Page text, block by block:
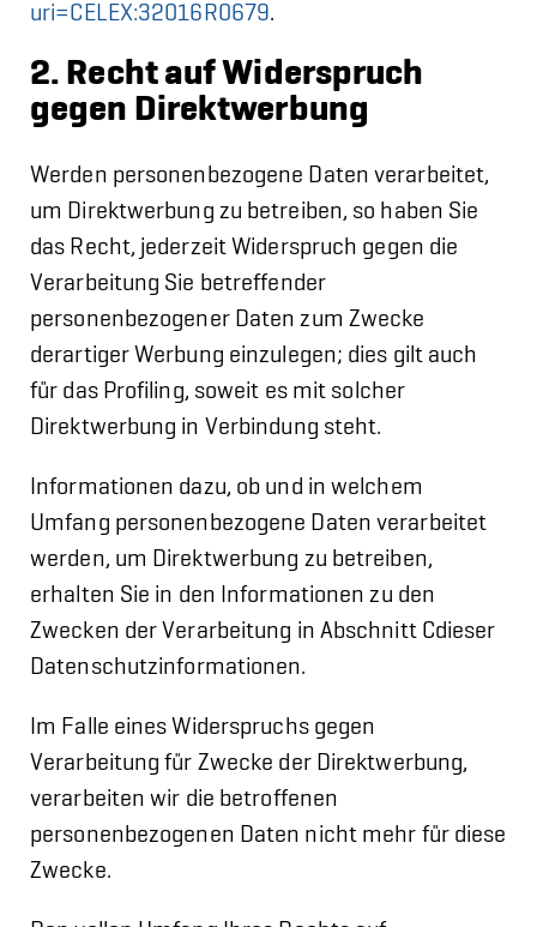
uri=CELEX:32016R0679.
2. Recht auf Widerspruch
gegen Direktwerbung
Werden personenbezogene Daten verarbeitet,
um Direktwerbung zu betreiben, so haben Sie
das Recht, jederzeit Widerspruch gegen die
Verarbeitung Sie betreffender
personenbezogener Daten zum Zwecke
derartiger Werbung einzulegen; dies gilt auch
für das Profiling, soweit es mit solcher
Direktwerbung in Verbindung steht.
Informationen dazu, ob und in welchem
Umfang personenbezogene Daten verarbeitet
werden, um Direktwerbung zu betreiben,
erhalten Sie in den Informationen zu den
Zwecken der Verarbeitung in Abschnitt Cdieser
Datenschutzinformationen.
Im Falle eines Widerspruchs gegen
Verarbeitung für Zwecke der Direktwerbung,
verarbeiten wir die betroffenen
personenbezogenen Daten nicht mehr für diese
Zwecke.